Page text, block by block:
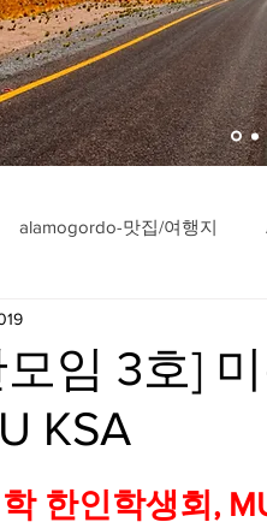
alamogordo-맛집/여행지
맛집/여행지
맛집/여행지
맛집/여행지
임 3호]
KSA
한인학생회,